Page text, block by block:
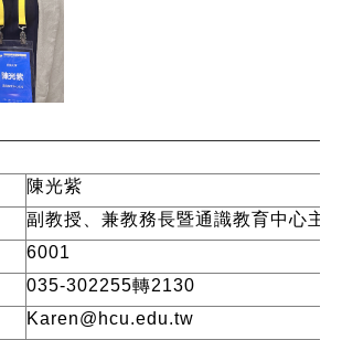
陳光紫
副教授、兼教務長暨通識教育中心主
6001
035-302255轉2130
Karen@hcu.edu.tw